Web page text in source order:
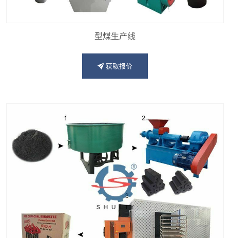
型煤生产线
获取报价